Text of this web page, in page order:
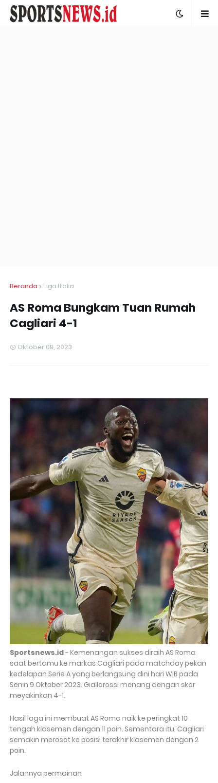
Beranda Liga Italia
AS Roma Bungkam Tuan Rumah
Cagliari 4-1
Oktober 09, 2023
Sportsnews.id- Kemenangan sukses diraih AS Roma
saat bertamu ke markas Cagliari pada matchday pekan
kedelapan Serie A yang berlangsung dini hari WIB pada
Senin 9 Oktober 2023. Giallorossi menang dengan skor
meyakinkan 4-1.
Hasil laga ini membuat AS Roma naik ke peringkat 10
tengah klasemen dengan 11 poin. Sementara itu, Cagliari
semakin merosot ke posisi terakhir klasemen dengan 2
poin.
Jalannya permainan